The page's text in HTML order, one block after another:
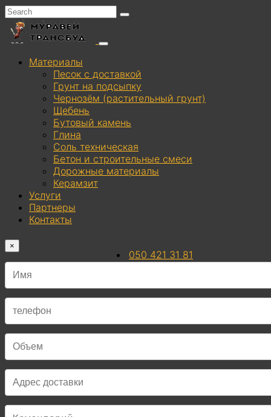
Материалы
Песок с доставкой
Грунт на подсыпку
Чернозём (растительный грунт)
Щебень
Бутовый камень
Глина
Соль техническая
Бетон и строительные смеси
Дорожные материалы
Керамзит
Услуги
Партнеры
Контакты
050 421 31 81
×